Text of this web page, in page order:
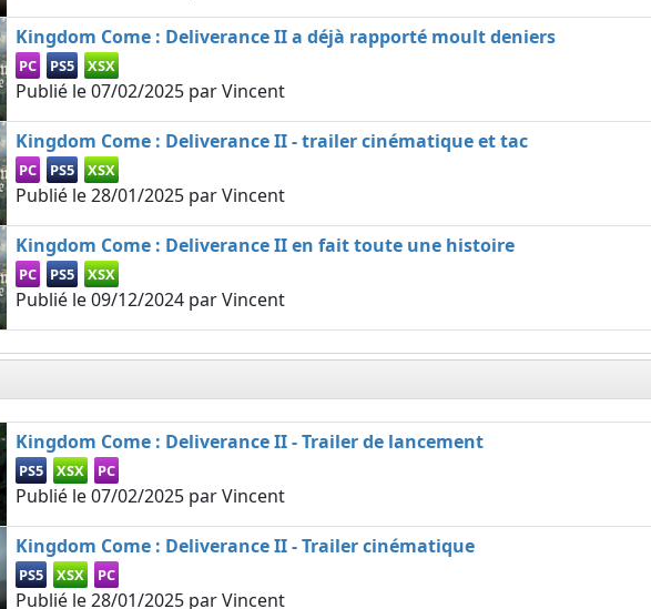
Kingdom Come : Deliverance II a déjà rapporté moult deniers
PC PS5 XSX
Publié le07/02/2025 par Vincent
Kingdom Come : Deliverance II - trailer cinématique et tac
PC PS5 XSX
Publié le28/01/2025 par Vincent
Kingdom Come : Deliverance II en fait toute une histoire
PC PS5 XSX
Publié le09/12/2024 par Vincent
Kingdom Come : Deliverance II - Trailer de lancement
PS5 XSX PC
Publié le07/02/2025 par Vincent
Kingdom Come : Deliverance II - Trailer cinématique
PS5 XSX PC
Publié le28/01/2025 par Vincent